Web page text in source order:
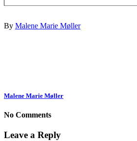
By Malene Marie Møller
Malene Marie Møller
No Comments
Leave a Reply